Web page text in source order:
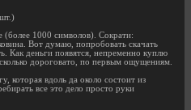
1000 символов). Сократи:
Вот думаю, попробовать скачать
Как деньги появятся, непременно куплю
дороговато, по первым ощущениям.
которая вдоль да около состоит из
все это дело просто руки